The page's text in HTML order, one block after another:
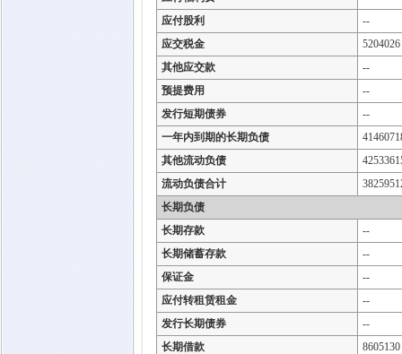
应付股利
--
应交税金
5204026
其他应交款
--
预提费用
--
发行短期债券
--
一年内到期的长期负债
其他流动负债
流动负债合计
长期负债
长期存款
--
长期储蓄存款
--
保证金
--
应付转租赁租金
--
发行长期债券
--
长期借款
8605130